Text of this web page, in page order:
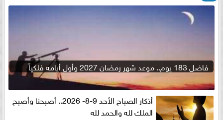
فاضل 183 يوم.. موعد شهر رمضان 2027 وأول أيامه فلكياً
أذكار الصباح الأحد 9-8- 2026.. أصبحنا وأصبح
الملك لله والحمد لله